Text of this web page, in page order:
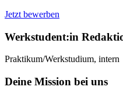
Jetzt bewerben
Werkstudent:in
Praktikum/Werkstudium, intern
Deine Mission bei uns